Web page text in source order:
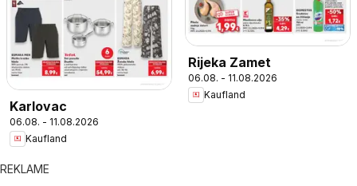
Karlovac
06.08. - 11.08.2026
Kaufland
Rijeka Zamet
06.08. - 11.08.2026
Kaufland
REKLAME